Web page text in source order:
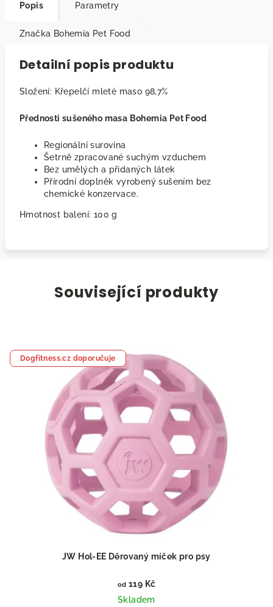
Popis Parametry
Značka Bohemia Pet Food
Detailní popis produktu
Složení: Křepelčí mleté maso 98,7%
Přednosti sušeného masa Bohemia Pet Food
Regionální surovina
Šetrně zpracované suchým vzduchem
Bez umělých a přidaných látek
Přírodní doplněk vyrobený sušením bez
chemické konzervace.
Hmotnost balení: 100 g
Související produkty
Dogfitness.cz doporučuje
JW Hol-EE Děrovaný míček pro psy
od 119 Kč
Skladem